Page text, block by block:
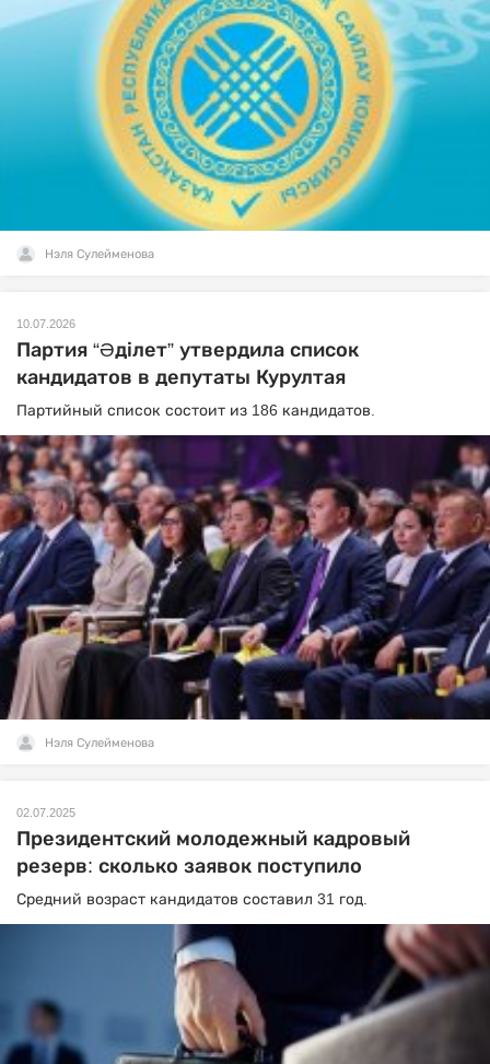
Нэля Сулейменова
10.07.2026
Партия “Әділет” утвердила список
кандидатов в депутаты Курултая
Партийный список состоит из 186 кандидатов.
Нэля Сулейменова
02.07.2025
Президентский молодежный кадровый
резерв: сколько заявок поступило
Средний возраст кандидатов составил 31 год.